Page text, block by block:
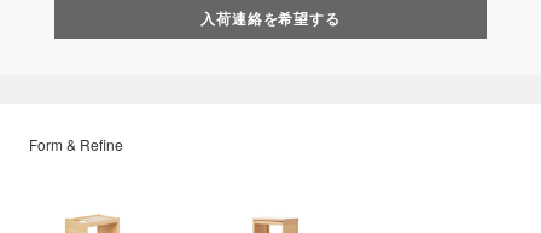
入荷連絡を希望する
Form & Refine